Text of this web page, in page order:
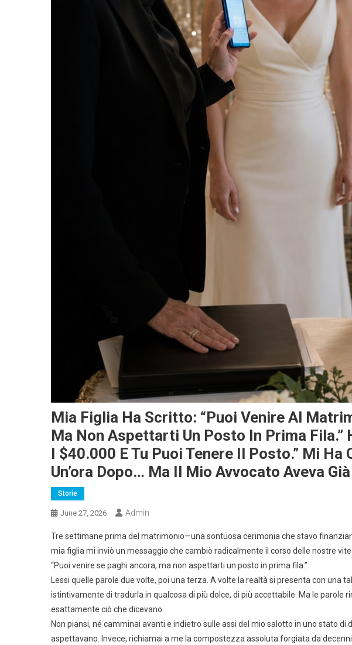
Mia Figlia Ha Scritto: “Puoi Venire Al
Ma Non Aspettarti Un Posto In Prima Fila.”
I $40.000 E Tu Puoi Tenere Il Posto.” Mi
Un’ora Dopo… Ma Il Mio Avvocato Aveva
Storie
June 27, 2026 Admin
Tre settimane prima del matrimonio—una sontuosa cerimonia che stavo
mia figlia mi inviò un messaggio che cambiò radicalmente il corso delle nostre vite.
“Puoi venire se paghi ancora, ma non aspettarti un posto in prima fila.”
Lessi quelle parole due volte, poi una terza. A volte la realtà si presenta con una
istintivamente di tradurla in qualcosa di più dolce, di più accettabile. Ma le parole
esattamente ciò che dicevano.
Non piansi, né camminai avanti e indietro sulle assi del mio salotto in uno stato
aspettavano. Invece, richiamai a me la compostezza assoluta forgiata da